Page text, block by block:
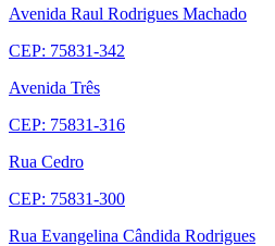
Avenida Raul Rodrigues Machado
CEP: 75831-342
Avenida Três
CEP: 75831-316
Rua Cedro
CEP: 75831-300
Rua Evangelina Cândida Rodrigues